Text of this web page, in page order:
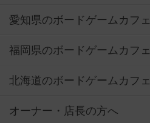
愛知県のボードゲームカフェ
福岡県のボードゲームカフェ
北海道のボードゲームカフェ
オーナー・店長の方へ